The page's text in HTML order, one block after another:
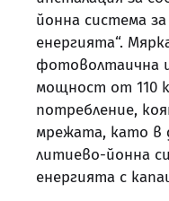
йонна система
енергията“.
фотоволтаична
мощност от 110
потребление,
мрежата, като в
литиево-йонна
енергията с